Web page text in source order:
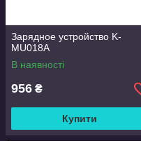
Зарядное устройство K-
MU018A
В наявності
956 ₴
Купити